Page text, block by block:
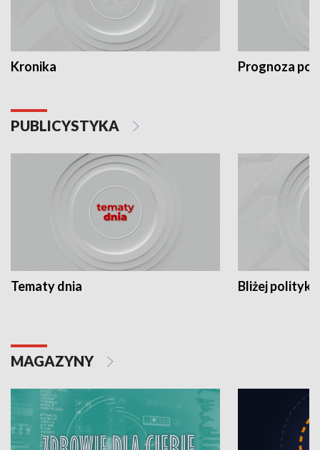
Kronika Prognoza
PUBLICYSTYKA
Tematy dnia Bliżej polityki
MAGAZYNY